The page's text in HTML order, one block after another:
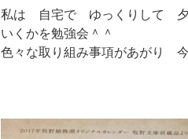
私は 自宅で ゆっくりして
いくかを勉強会＾＾
色々な取り組み事項があがり